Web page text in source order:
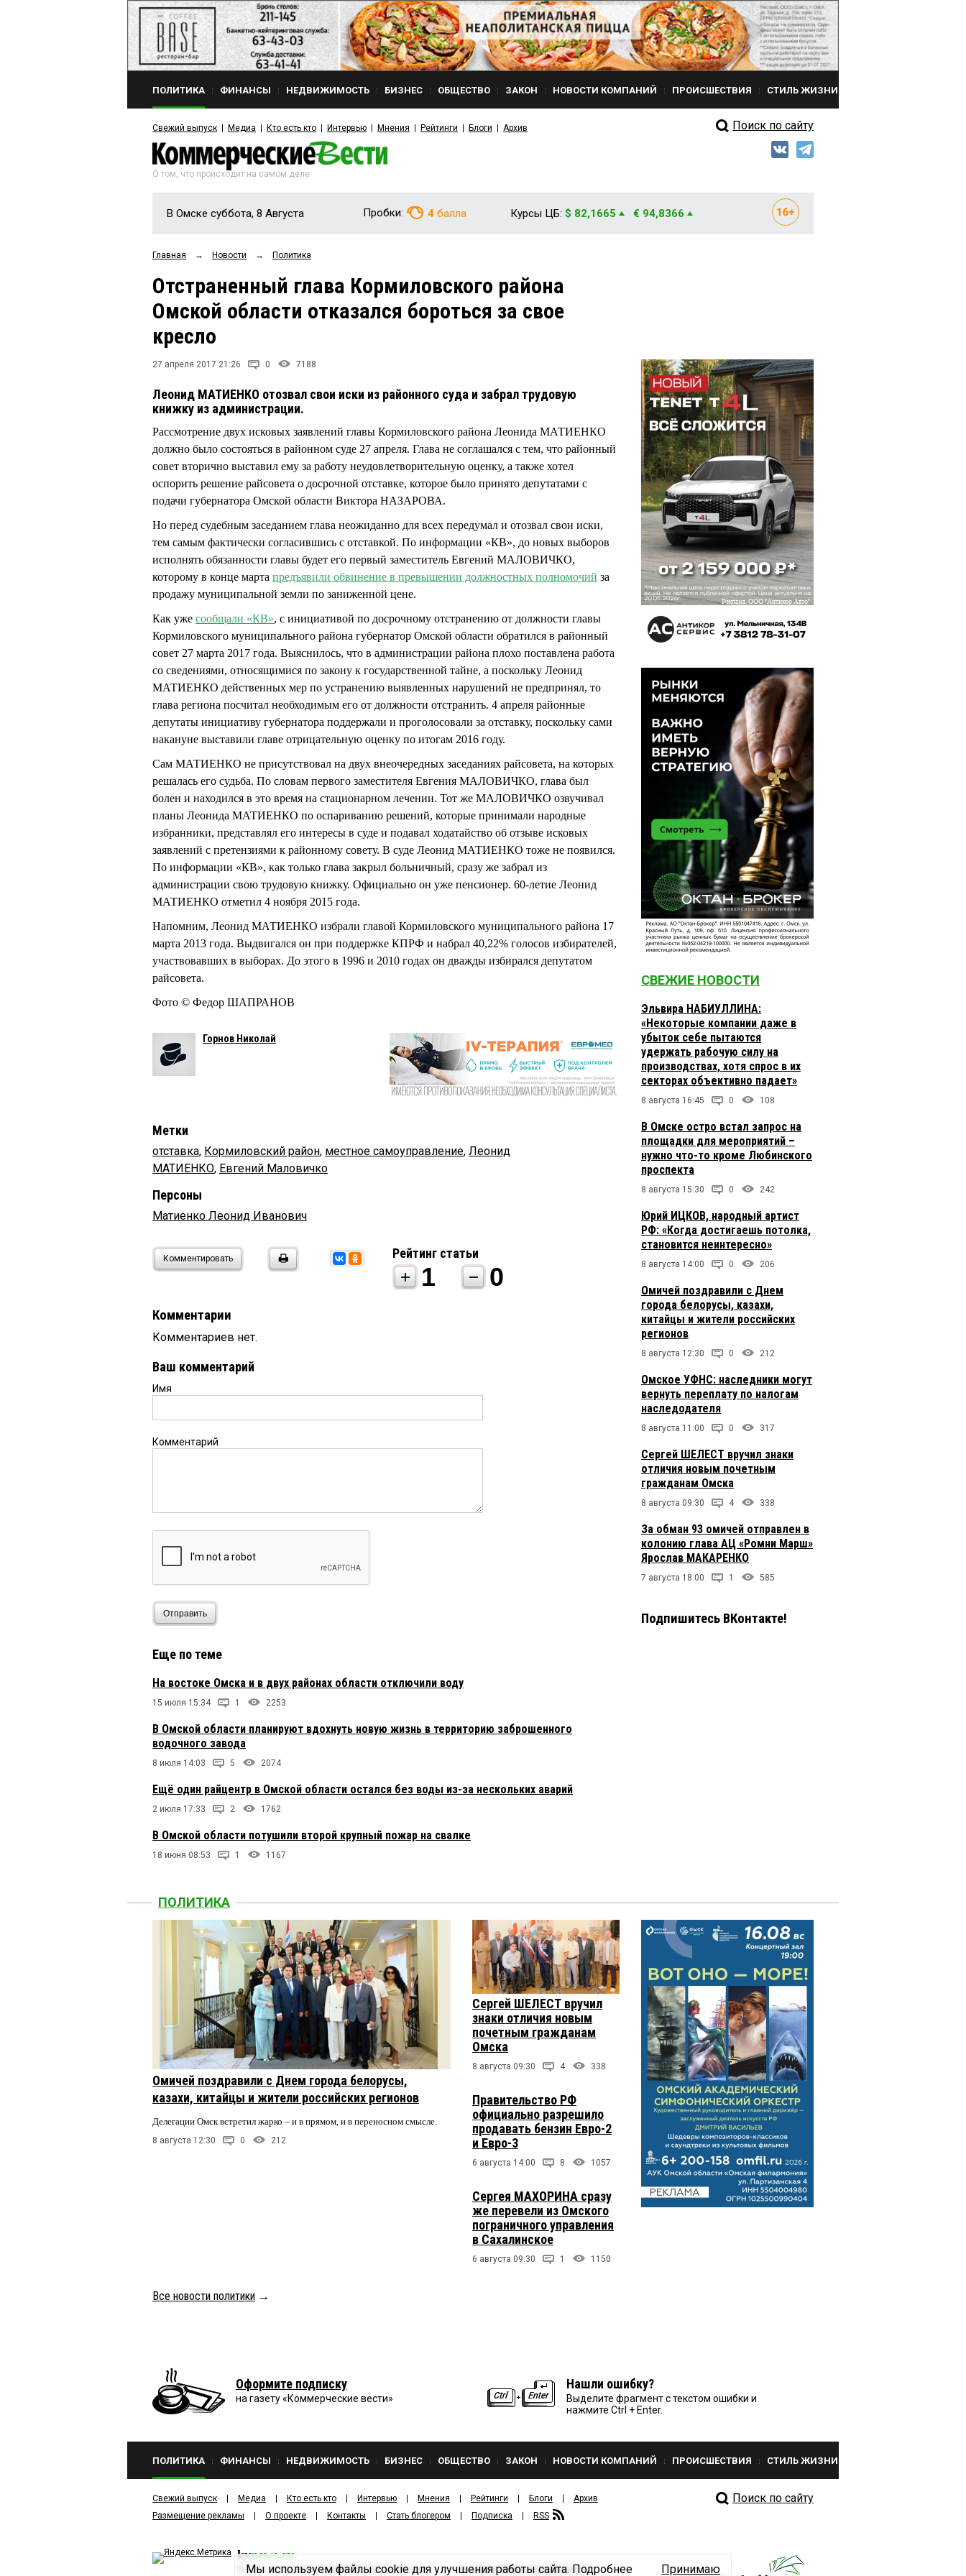
ПОЛИТИКА ФИНАНСЫ НЕДВИЖИМОСТЬ БИЗНЕС ОБЩЕСТВО ЗАКОН НОВОСТИ КОМПАНИЙ ПРОИСШЕСТВИЯ СТИЛЬ ЖИЗНИ
Свежий выпуск Медиа Кто есть кто Интервью Мнения Рейтинги Блоги Архив Поиск по сайту
О том, что происходит на самом деле
В Омске суббота, 8 Августа Пробки: 4 балла Курсы ЦБ: $ 82,1665 € 94,8366
Главная → Новости → Политика
Отстраненный глава Кормиловского района
Омской области отказался бороться за свое
кресло
27 апреля 2017 21:26 0 7188
Леонид МАТИЕНКО отозвал свои иски из районного суда и забрал трудовую
книжку из администрации.
Рассмотрение двух исковых заявлений главы Кормиловского района Леонида МАТИЕНКО
должно было состояться в районном суде 27 апреля. Глава не соглашался с тем, что районный
совет вторично выставил ему за работу неудовлетворительную оценку, а также хотел
оспорить решение райсовета о досрочной отставке, которое было принято депутатами с
подачи губернатора Омской области Виктора НАЗАРОВА.
Но перед судебным заседанием глава неожиданно для всех передумал и отозвал свои иски,
тем самым фактически согласившись с отставкой. По информации «КВ», до новых выборов
исполнять обязанности главы будет его первый заместитель Евгений МАЛОВИЧКО,
которому в конце марта предъявили обвинение в превышении должностных полномочий за
продажу муниципальной земли по заниженной цене.
Как уже сообщали «КВ», с инициативой по досрочному отстранению от должности главы
Кормиловского муниципального района губернатор Омской области обратился в районный
совет 27 марта 2017 года. Выяснилось, что в администрации района плохо поставлена работа
со сведениями, относящимися по закону к государственной тайне, а поскольку Леонид
МАТИЕНКО действенных мер по устранению выявленных нарушений не предпринял, то
глава региона посчитал необходимым его от должности отстранить. 4 апреля районные
депутаты инициативу губернатора поддержали и проголосовали за отставку, поскольку сами
накануне выставили главе отрицательную оценку по итогам 2016 году.
Сам МАТИЕНКО не присутствовал на двух внеочередных заседаниях райсовета, на которых
решалась его судьба. По словам первого заместителя Евгения МАЛОВИЧКО, глава был
болен и находился в это время на стационарном лечении. Тот же МАЛОВИЧКО озвучивал
планы Леонида МАТИЕНКО по оспариванию решений, которые принимали народные
избранники, представлял его интересы в суде и подавал ходатайство об отзыве исковых
заявлений с претензиями к районному совету. В суде Леонид МАТИЕНКО тоже не появился.
По информации «КВ», как только глава закрыл больничный, сразу же забрал из
администрации свою трудовую книжку. Официально он уже пенсионер. 60-летие Леонид
МАТИЕНКО отметил 4 ноября 2015 года.
Напомним, Леонид МАТИЕНКО избрали главой Кормиловского муниципального района 17
марта 2013 года. Выдвигался он при поддержке КПРФ и набрал 40,22% голосов избирателей,
участвовавших в выборах. До этого в 1996 и 2010 годах он дважды избирался депутатом
райсовета.
Фото © Федор ШАПРАНОВ
Горнов Николай
Метки
отставка, Кормиловский район, местное самоуправление, Леонид
МАТИЕНКО, Евгений Маловичко
Персоны
Матиенко Леонид Иванович
Комментировать Рейтинг статьи
1 0
Комментарии
Комментариев нет.
Ваш комментарий
Имя
Комментарий
Отправить
Еще по теме
На востоке Омска и в двух районах области отключили воду
15 июля 15:34 1 2253
В Омской области планируют вдохнуть новую жизнь в территорию заброшенного
водочного завода
8 июля 14:03 5 2074
Ещё один райцентр в Омской области остался без воды из-за нескольких аварий
2 июля 17:33 2 1762
В Омской области потушили второй крупный пожар на свалке
18 июня 08:53 1 1167
СВЕЖИЕ НОВОСТИ
Эльвира НАБИУЛЛИНА:
«Некоторые компании даже в
убыток себе пытаются
удержать рабочую силу на
производствах, хотя спрос в их
секторах объективно падает»
8 августа 16:45 0 108
В Омске остро встал запрос на
площадки для мероприятий –
нужно что-то кроме Любинского
проспекта
8 августа 15:30 0 242
Юрий ИЦКОВ, народный артист
РФ: «Когда достигаешь потолка,
становится неинтересно»
8 августа 14:00 0 206
Омичей поздравили с Днем
города белорусы, казахи,
китайцы и жители российских
регионов
8 августа 12:30 0 212
Омское УФНС: наследники могут
вернуть переплату по налогам
наследодателя
8 августа 11:00 0 317
Сергей ШЕЛЕСТ вручил знаки
отличия новым почетным
гражданам Омска
8 августа 09:30 4 338
За обман 93 омичей отправлен в
колонию глава АЦ «Ромни Марш»
Ярослав МАКАРЕНКО
7 августа 18:00 1 585
Подпишитесь ВКонтакте!
ПОЛИТИКА
Омичей поздравили с Днем города белорусы,
казахи, китайцы и жители российских регионов
Делегации Омск встретил жарко – и в прямом, и в переносном смысле.
8 августа 12:30 0 212
Сергей ШЕЛЕСТ вручил
знаки отличия новым
почетным гражданам
Омска
8 августа 09:30 4 338
Правительство РФ
официально разрешило
продавать бензин Евро-2
и Евро-3
6 августа 14:00 8 1057
Сергея МАХОРИНА сразу
же перевели из Омского
пограничного управления
в Сахалинское
6 августа 09:30 1 1150
Все новости политики →
Оформите подписку
на газету «Коммерческие вести»
Нашли ошибку?
Выделите фрагмент с текстом ошибки и
нажмите Ctrl + Enter.
ПОЛИТИКА ФИНАНСЫ НЕДВИЖИМОСТЬ БИЗНЕС ОБЩЕСТВО ЗАКОН НОВОСТИ КОМПАНИЙ ПРОИСШЕСТВИЯ СТИЛЬ ЖИЗНИ
Свежий выпуск Медиа Кто есть кто Интервью Мнения Рейтинги Блоги
Архив
Размещение рекламы
О проекте Контакты Стать блогером Подписка RSS
Поиск по сайту
kvnews.ru
2001—2026ООО ИЗДАТЕЛЬСКИЙ ДОМ «КВ».
Политика конфиденциальности
Мы используем файлы cookie для улучшения работы сайта. Подробнее Принимаю